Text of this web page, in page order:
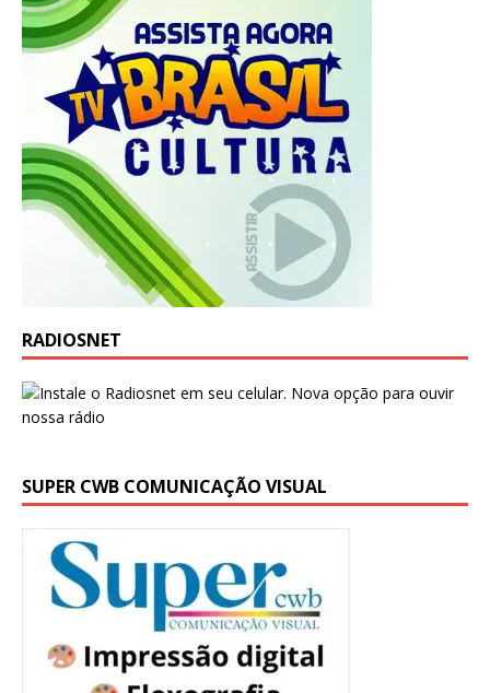
RADIOSNET
SUPER CWB COMUNICAÇÃO VISUAL